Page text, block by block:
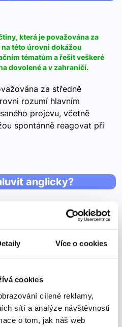
Více o cookies
cookies
cílené reklamy,
sítí a analýze návštěvnosti
o tom, jak náš web
která je považována za
této úrovni dokážou
tématům a řešit veškeré
dovolené a v zahraničí.
za středně
rozumí hlavním
projevu, včetně
spontánně reagovat při
anglicky?
ale stále se bojí mluvit.
se v jazyce
se podíváme…